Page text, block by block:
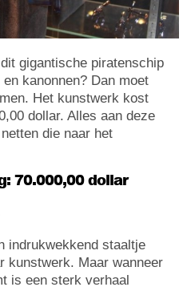
gigantische piratenschip
kanonnen? Dan moet
Het kunstwerk kost
dollar. Alles aan deze
die naar het
70.000,00 dollar
indrukwekkend staaltje
kunstwerk. Maar wanneer
is een sterk verhaal